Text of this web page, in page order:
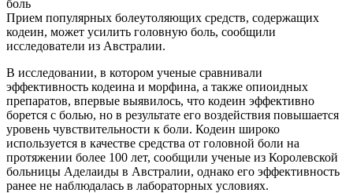
Прием популярных болеутоляющих средств, содержащих
кодеин, может усилить головную боль, сообщили
исследователи из Австралии.
В исследовании, в котором ученые сравнивали
эффективность кодеина и морфина, а также опиоидных
препаратов, впервые выявилось, что кодеин эффективно
борется с болью, но в результате его воздействия повышается
уровень чувствительности к боли. Кодеин широко
используется в качестве средства от головной боли на
протяжении более 100 лет, сообщили ученые из Королевской
больницы Аделаиды в Австралии, однако его эффективность
ранее не наблюдалась в лабораторных условиях.